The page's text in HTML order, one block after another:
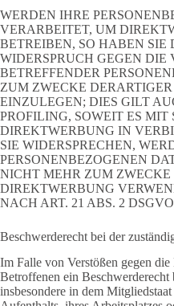
WERDEN IHRE
VERARBEITET, UM
BETREIBEN, SO HABEN SIE
WIDERSPRUCH GEGEN DIE
BETREFFENDER
ZUM ZWECKE
EINZULEGEN; DIES GILT
PROFILING, SOWEIT ES MIT
DIREKTWERBUNG IN
SIE WIDERSPRECHEN,
PERSONENBEZOGENEN
NICHT MEHR ZUM ZWECKE
DIREKTWERBUNG
NACH ART. 21 ABS. 2
Beschwerde­recht bei der
Im Falle von Verstößen gegen
Betroffenen ein Beschwerderecht
insbesondere in dem